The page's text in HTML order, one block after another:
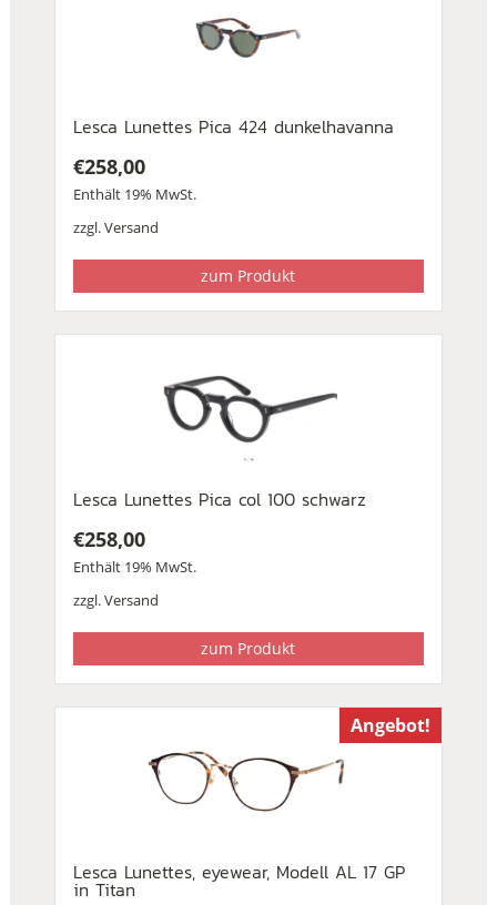
Lesca Lunettes Pica 424 dunkelhavanna
€258,00
Enthält 19% MwSt.
zzgl.Versand
zum Produkt
Lesca Lunettes Pica col 100 schwarz
€258,00
Enthält 19% MwSt.
zzgl.Versand
zum Produkt
Angebot!
Lesca Lunettes, eyewear, Modell AL 17 GP
in Titan